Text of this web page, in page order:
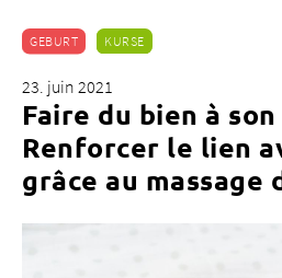
GEBURT KURSE
23. juin 2021
Faire du bien à
Renforcer le lien
grâce au massage